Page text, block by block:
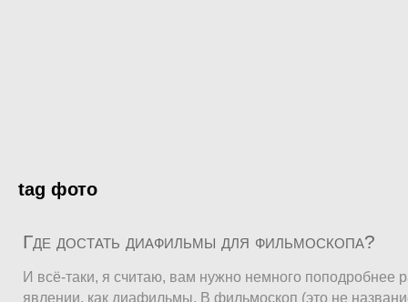
tag фото
Где достать диафильмы для фильмоскопа?
И всё-таки, я считаю, вам нужно немного поподробнее
явлении, как диафильмы. В фильмоскоп (это не